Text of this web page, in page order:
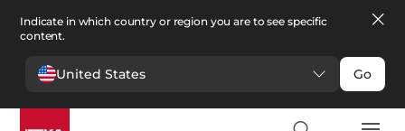
Indicate in which country or region you are to see specific
content.
United States Go